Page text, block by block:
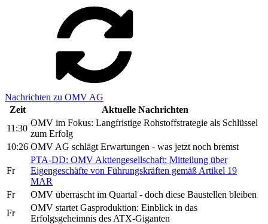
Nachrichten zu OMV AG
Zeit
Aktuelle Nachrichten
11:30
OMV im Fokus: Langfristige Rohstoffstrategie als Schlüssel
zum Erfolg
10:26 OMV AG schlägt Erwartungen - was jetzt noch bremst
Fr
PTA-DD: OMV Aktiengesellschaft: Mitteilung über
Eigengeschäfte von Führungskräften gemäß Artikel 19
MAR
Fr
OMV überrascht im Quartal - doch diese Baustellen bleiben
Fr
OMV startet Gasproduktion: Einblick in das
Erfolgsgeheimnis des ATX-Giganten